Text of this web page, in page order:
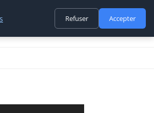
Refuser Accepter